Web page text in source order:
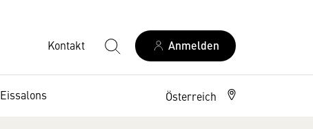
Kontakt Anmelden
Eissalons Österreich